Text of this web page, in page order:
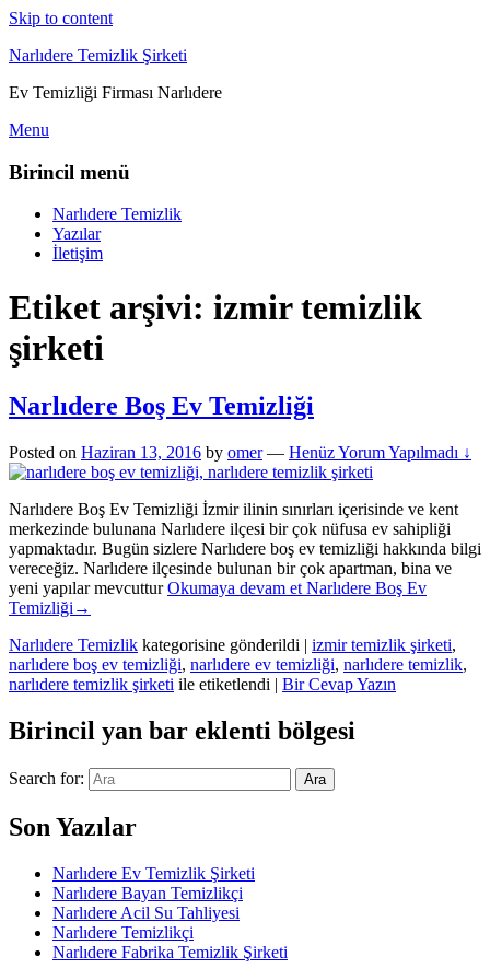
Skip to content
Narlıdere Temizlik Şirketi
Ev Temizliği Firması Narlıdere
Menu
Birincil menü
Narlıdere Temizlik
Yazılar
İletişim
Etiket arşivi: izmir temizlik
şirketi
Narlıdere Boş Ev Temizliği
Posted on Haziran 13, 2016 by omer — Henüz Yorum Yapılmadı ↓
Narlıdere Boş Ev Temizliği İzmir ilinin sınırları içerisinde ve kent
merkezinde bulunana Narlıdere ilçesi bir çok nüfusa ev sahipliği
yapmaktadır. Bugün sizlere Narlıdere boş ev temizliği hakkında bilgi
vereceğiz. Narlıdere ilçesinde bulunan bir çok apartman, bina ve
yeni yapılar mevcutturOkumaya devam et Narlıdere Boş Ev
Temizliği →
Narlıdere Temizlik kategorisine gönderildi | izmir temizlik şirketi,
narlıdere boş ev temizliği, narlıdere ev temizliği, narlıdere temizlik,
narlıdere temizlik şirketi ile etiketlendi | Bir Cevap Yazın
Birincil yan bar eklenti bölgesi
Search for: Ara
Son Yazılar
Narlıdere Ev Temizlik Şirketi
Narlıdere Bayan Temizlikçi
Narlıdere Acil Su Tahliyesi
Narlıdere Temizlikçi
Narlıdere Fabrika Temizlik Şirketi